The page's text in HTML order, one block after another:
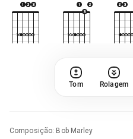
Tom Rolagem
Composição: Bob Marley